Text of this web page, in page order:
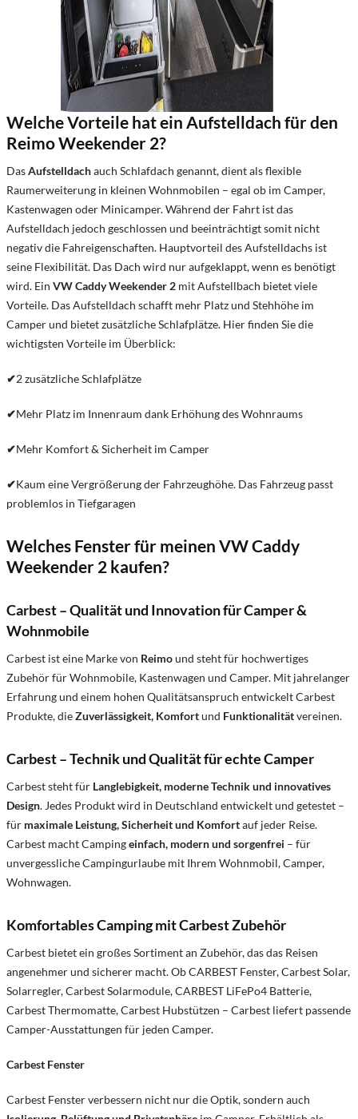
Welche Vorteile hat ein Aufstelldach für den
Reimo Weekender 2?
DasAufstelldachauch Schlafdach genannt, dient als flexible
Raumerweiterung in kleinen Wohnmobilen – egal ob im Camper,
Kastenwagen oder Minicamper. Während der Fahrt ist das
Aufstelldach jedoch geschlossen und beeinträchtigt somit nicht
negativ die Fahreigenschaften. Hauptvorteil des Aufstelldachs ist
seine Flexibilität. Das Dach wird nur aufgeklappt, wenn es benötigt
wird. Ein VW Caddy Weekender 2 mit Aufstellbach bietet viele
Vorteile. Das Aufstelldach schafft mehr Platz und Stehhöhe im
Camper und bietet zusätzliche Schlafplätze. Hier finden Sie die
wichtigsten Vorteile im Überblick:
✔2 zusätzliche Schlafplätze
✔Mehr Platz im Innenraum dank Erhöhung des Wohnraums
✔Mehr Komfort & Sicherheit im Camper
✔Kaum eine Vergrößerung der Fahrzeughöhe. Das Fahrzeug passt
problemlos in Tiefgaragen
Welches Fenster für meinen VW Caddy
Weekender 2 kaufen?
Carbest – Qualität und Innovation für Camper &
Wohnmobile
Carbest ist eine Marke von Reimound steht für hochwertiges
Zubehör für Wohnmobile, Kastenwagen und Camper. Mit jahrelanger
Erfahrung und einem hohen Qualitätsanspruch entwickelt Carbest
Produkte, dieZuverlässigkeit, Komfortund Funktionalitätvereinen.
Carbest – Technik und Qualität für echte Camper
Carbest steht für Langlebigkeit, moderne Technik und innovatives
Design. Jedes Produkt wird in Deutschland entwickelt und getestet –
für maximale Leistung, Sicherheit und Komfortauf jeder Reise.
Carbest macht Campingeinfach, modern und sorgenfrei – für
unvergessliche Campingurlaube mit Ihrem Wohnmobil, Camper,
Wohnwagen.
Komfortables Camping mit Carbest Zubehör
Carbest bietet ein großes Sortiment an Zubehör, das das Reisen
angenehmer und sicherer macht. Ob CARBEST Fenster, Carbest Solar,
Solarregler, Carbest Solarmodule, CARBEST LiFePo4 Batterie,
Carbest Thermomatte, Carbest Hubstützen – Carbest liefert passende
Camper-Ausstattungen für jeden Camper.
Carbest Fenster
Carbest Fenster verbessern nicht nur die Optik, sondern auch